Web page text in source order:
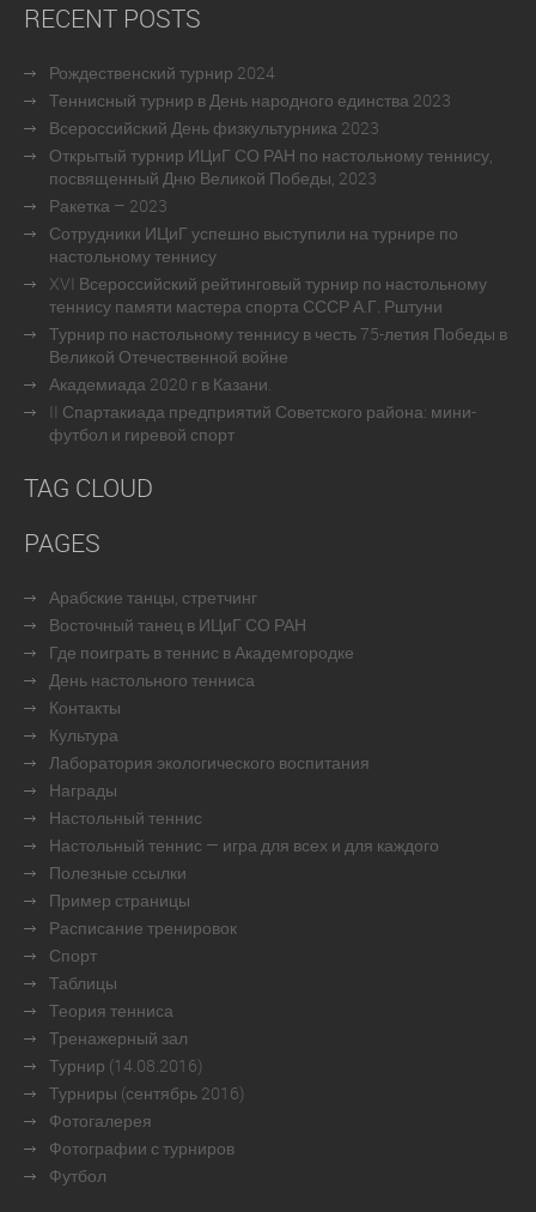
RECENT POSTS
Рождественский турнир 2024
Теннисный турнир в День народного единства 2023
Всероссийский День физкультурника 2023
Открытый турнир ИЦиГ СО РАН по настольному теннису,
посвященный Дню Великой Победы, 2023
Ракетка – 2023
Сотрудники ИЦиГ успешно выступили на турнире по
настольному теннису
XVI Всероссийский рейтинговый турнир по настольному
теннису памяти мастера спорта СССР А.Г. Рштуни
Турнир по настольному теннису в честь 75-летия Победы в
Великой Отечественной войне
Академиада 2020 г в Казани.
II Спартакиада предприятий Советского района: мини-
футбол и гиревой спорт
TAG CLOUD
PAGES
Арабские танцы, стретчинг
Восточный танец в ИЦиГ СО РАН
Где поиграть в теннис в Академгородке
День настольного тенниса
Контакты
Культура
Лаборатория экологического воспитания
Награды
Настольный теннис
Настольный теннис — игра для всех и для каждого
Полезные ссылки
Пример страницы
Расписание тренировок
Спорт
Таблицы
Теория тенниса
Тренажерный зал
Турнир (14.08.2016)
Турниры (сентябрь 2016)
Фотогалерея
Фотографии с турниров
Футбол